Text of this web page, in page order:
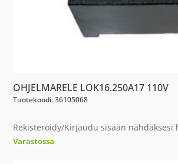
OHJELMARELE LOK16.250A17 110V
Tuotekoodi: 36105068
Rekisteröidy/Kirjaudu sisään nähdäksesi
Varastossa